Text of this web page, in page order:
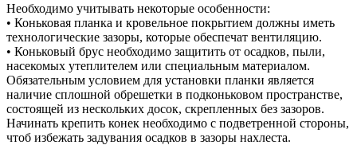
Необходимо учитывать некоторые особенности:
• Коньковая планка и кровельное покрытием должны иметь
технологические зазоры, которые обеспечат вентиляцию.
• Коньковый брус необходимо защитить от осадков, пыли,
насекомых утеплителем или специальным материалом.
Обязательным условием для установки планки является
наличие сплошной обрешетки в подконьковом пространстве,
состоящей из нескольких досок, скрепленных без зазоров.
Начинать крепить конек необходимо с подветренной стороны,
чтоб избежать задувания осадков в зазоры нахлеста.